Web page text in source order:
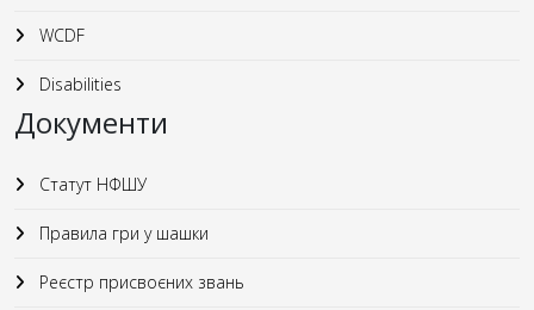
WCDF
Disabilities
Документи
Статут НФШУ
Правила гри у шашки
Реєстр присвоєних звань